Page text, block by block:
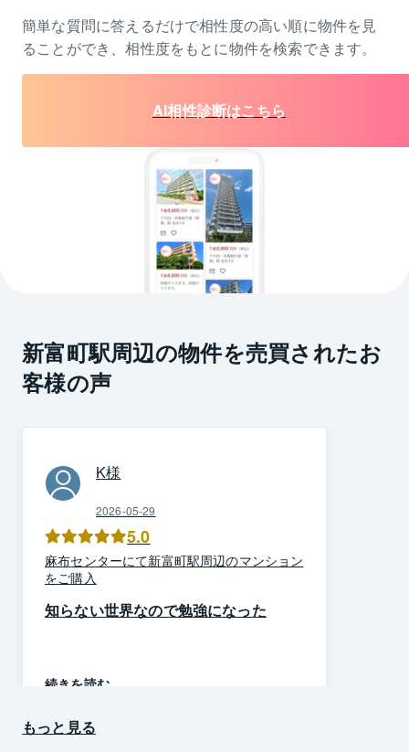
簡単な質問に答えるだけで相性度の高い順に物件を 見
ることができ、相性度をもとに物件を検索できます。
AI相性診断はこちら
新富町駅周辺の物件を売買されたお
客様の声
K様
2026-05-29
5.0
麻布センターにて新富町駅周辺のマンション
をご購入
知らない世界なので勉強になった
続きを読む
もっと見る